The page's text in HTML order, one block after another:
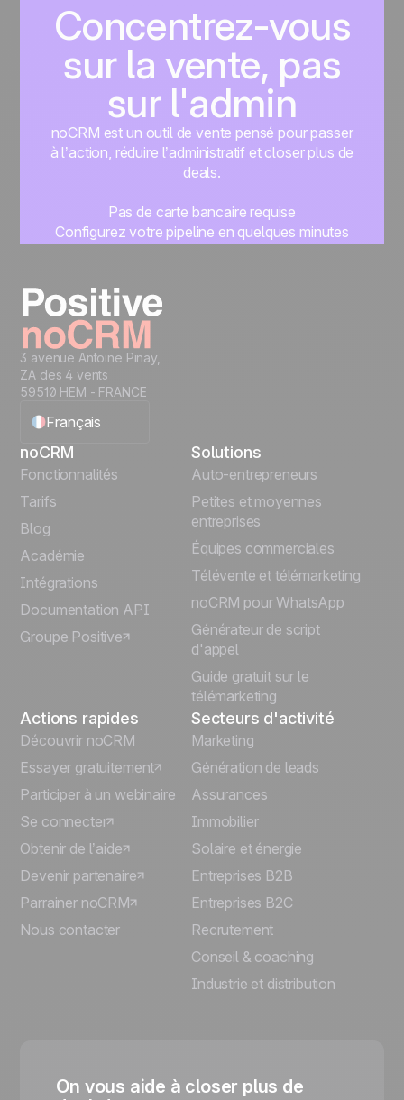
Concentrez-vous
sur la vente, pas
sur l'admin
noCRM est un outil de vente pensé pour passer
à l’action, réduire l’administratif et closer plus de
deals.
Pas de carte bancaire requise
Configurez votre pipeline en quelques minutes
3 avenue Antoine Pinay,
ZA des 4 vents
59510 HEM - FRANCE
Français
English
Português
Italiano
Deutsch
noCRM
Fonctionnalités
Tarifs
Blog
Académie
Intégrations
Documentation API
Groupe Positive
Solutions
Auto-entrepreneurs
Petites et moyennes
entreprises
Équipes commerciales
Télévente et télémarketing
noCRM pour WhatsApp
Générateur de script
d'appel
Guide gratuit sur le
télémarketing
Actions rapides
Découvrir noCRM
Essayer gratuitement
Participer à un webinaire
Se connecter
Obtenir de l’aide
Devenir partenaire
Parrainer noCRM
Nous contacter
Secteurs d'activité
Marketing
Génération de leads
Assurances
Immobilier
Solaire et énergie
Entreprises B2B
Entreprises B2C
Recrutement
Conseil & coaching
Industrie et distribution
On vous aide à closer plus de